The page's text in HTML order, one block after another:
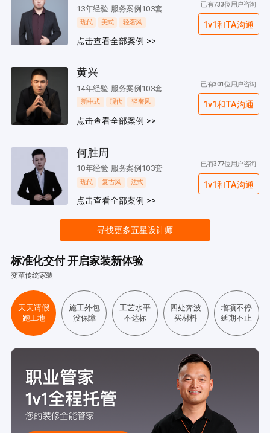
13年经验 服务案例103套
现代 美式 轻奢风
点击查看全部案例 >>
已有733位用户咨询
1v1和TA沟通
黄兴
14年经验 服务案例103套
新中式 现代 轻奢风
点击查看全部案例 >>
已有301位用户咨询
1v1和TA沟通
何胜周
10年经验 服务案例103套
现代 复古风 法式
点击查看全部案例 >>
已有377位用户咨询
1v1和TA沟通
寻找更多五星设计师
标准化交付 开启家装新体验
变革传统家装
天天请假
跑工地
施工外包
没保障
工艺水平
不达标
四处奔波
买材料
增项不停
延期不止